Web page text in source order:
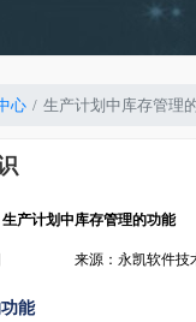
心 生产计划中库存管理
生产计划中库存管理的功能
日 来源：永凯软件技术
能